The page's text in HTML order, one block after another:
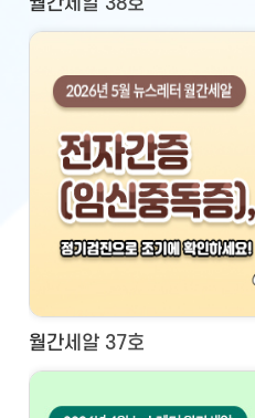
월간세알 38호
월간세알 37호